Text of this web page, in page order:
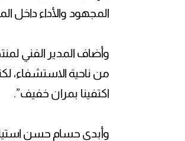
المجهود والأداء داخل
وأضاف المدير الفني
من ناحية الاستشفاء،
اكتفينا بمران خفيف”.
وأبدى حسام حسن